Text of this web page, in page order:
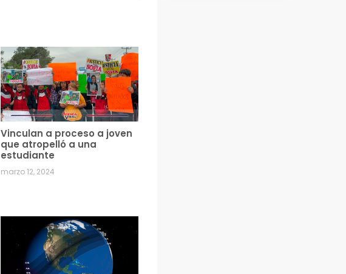
Vinculan a proceso a joven
que atropelló a una
estudiante
marzo 12, 2024